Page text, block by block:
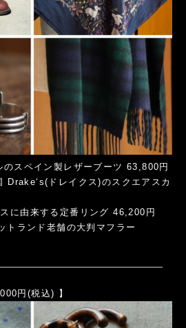
スペイン製レザーブーツ 63,800円
ドレイクス)のスクエアスカ
に由来する定番リング 46,200円
ランド老舗の大判マフラー
円(税込) 】